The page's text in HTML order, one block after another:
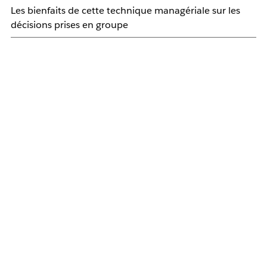
Les bienfaits de cette technique managériale sur les
décisions prises en groupe